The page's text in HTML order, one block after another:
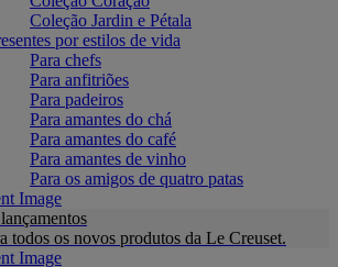
Coleção Jardin e Pétala
por estilos de vida
Para chefs
Para anfitriões
Para padeiros
Para amantes do chá
Para amantes do café
Para amantes de vinho
Para os amigos de quatro patas
todos os novos produtos da Le Creuset.